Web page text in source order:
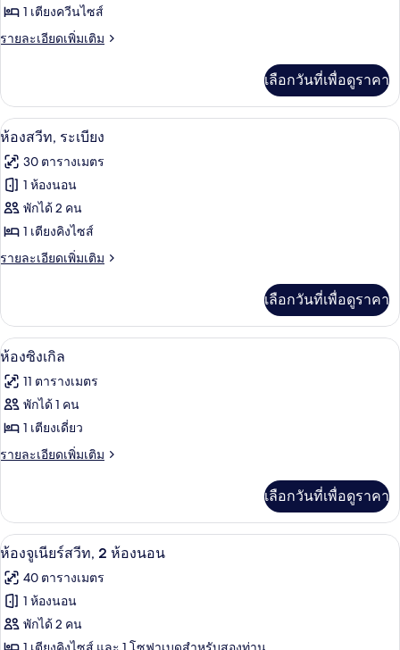
ห้อง
ดับเบิล,
1 เตียงควีนไซส์
รายละเอียดเพิ่มเติม
ราย
เกี่ยว
กับ
ห้อง
ระเบียง
เลือกวันที่เพื่อดูราคา
เปิด
ภาพถ่าย
ทั้งหมด
ของ
ห้อง
สวีท,
ห้องสวีท, ระเบียง | ตู้นิรภัยในห้องพัก,
8
ห้องสวีท, ระเบียง
30 ตารางเมตร
1 ห้องนอน
พักได้ 2 คน
1 เตียงคิงไซส์
รายละเอียดเพิ่มเติม
ราย
เกี่ยว
กับ
ห้อง
ท,
ระเบียง
เลือกวันที่เพื่อดูราคา
เปิด
ภาพถ่าย
ทั้งหมด
ของ
ห้อง
ห้องซิงเกิล | ตู้นิรภัยในห้องพัก, ผ้าปูที่น
6
ห้องซิงเกิล
11 ตารางเมตร
พักได้ 1 คน
1 เตียงเดี่ยว
รายละเอียดเพิ่มเติม
ราย
เกี่ยว
กับ
ห้อง
ซิงเกิล
เลือกวันที่เพื่อดูราคา
เปิด
ภาพถ่าย
ทั้งหมด
ของ
ห้องจูเนียร์สวีท, 2 ห้องนอน | บริเวณนั่ง
7
ห้องจูเนียร์สวีท, 2 ห้องนอน
40 ตารางเมตร
1 ห้องนอน
พักได้ 2 คน